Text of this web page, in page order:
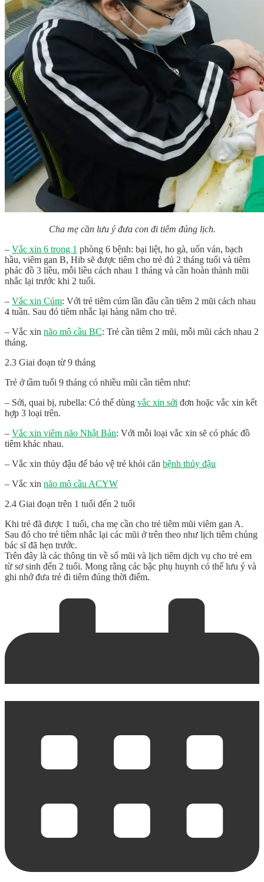
Cha mẹ cần lưu ý đưa con đi tiêm đúng lịch.
– Vắc xin 6 trong 1 phòng 6 bệnh: bại liệt, ho gà, uốn ván, bạch
hầu, viêm gan B, Hib sẽ được tiêm cho trẻ đủ 2 tháng tuổi và tiêm
phác đồ 3 liều, mỗi liều cách nhau 1 tháng và cần hoàn thành mũi
nhắc lại trước khi 2 tuổi.
– Vắc xin Cúm: Với trẻ tiêm cúm lần đầu cần tiêm 2 mũi cách nhau
4 tuần. Sau đó tiêm nhắc lại hàng năm cho trẻ.
– Vắc xin não mô cầu BC: Trẻ cần tiêm 2 mũi, mỗi mũi cách nhau 2
tháng.
2.3 Giai đoạn từ 9 tháng
Trẻ ở tầm tuổi 9 tháng có nhiều mũi cần tiêm như:
– Sởi, quai bị, rubella: Có thể dùng vắc xin sởi đơn hoặc vắc xin kết
hợp 3 loại trên.
– Vắc xin viêm não Nhật Bản: Với mỗi loại vắc xin sẽ có phác đồ
tiêm khác nhau.
– Vắc xin thủy đậu để bảo vệ trẻ khỏi căn bệnh thủy đậu
– Vắc xin não mô cầu ACYW
2.4 Giai đoạn trên 1 tuổi đến 2 tuổi
Khi trẻ đã được 1 tuổi, cha mẹ cần cho trẻ tiêm mũi viêm gan A.
Sau đó cho trẻ tiêm nhắc lại các mũi ở trên theo như lịch tiêm chủng
bác sĩ đã hẹn trước.
Trên đây là các thông tin về số mũi và lịch tiêm dịch vụ cho trẻ em
từ sơ sinh đến 2 tuổi. Mong rằng các bậc phụ huynh có thể lưu ý và
ghi nhớ đưa trẻ đi tiêm đúng thời điểm.